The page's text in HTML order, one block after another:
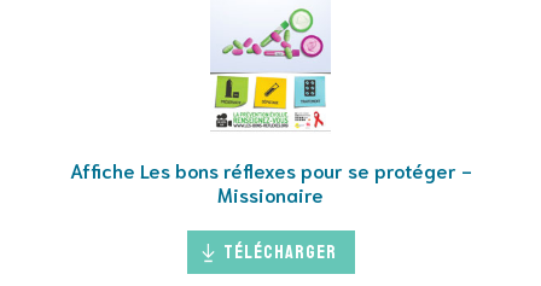
Affiche Les bons réflexes pour se protéger -
Missionaire
Télécharger